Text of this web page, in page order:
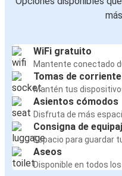
WiFi gratuito
Mantente conectado
Tomas de corriente
Mantén tus
Asientos cómodos
Disfruta de más
Consigna de
Espacio para guardar
Aseos
Disponible en todos los